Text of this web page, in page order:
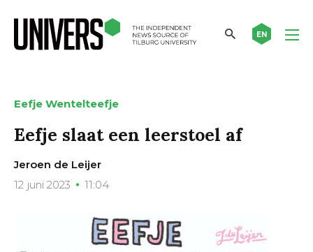
EN
Eefje Wentelteefje
Eefje slaat een leerstoel af
Jeroen de Leijer
12 juni 2023
11:04